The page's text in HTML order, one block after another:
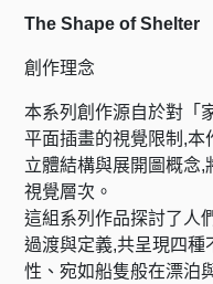
The Shape of Shelter
創作理念
本系列創作源自於對「
平面插畫的視覺限制,本
立體結構與展開圖概念,
視覺層次。
這組系列作品探討了人
過渡與定義,共呈現四種
性、宛如船隻般在漂泊